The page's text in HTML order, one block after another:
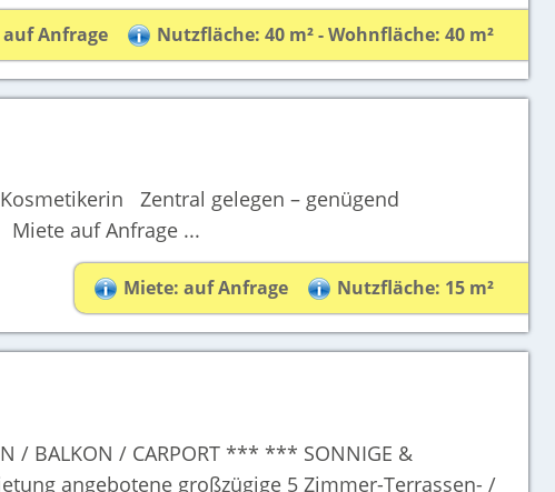
Anfrage Nutzfläche: 40 m² - Wohnfläche: 40 m²
Zentral gelegen – genügend
auf Anfrage ...
Miete: auf Anfrage Nutzfläche: 15 m²
/ BALKON / CARPORT *** *** SONNIGE &
angebotene großzügige 5 Zimmer-Terrassen- /